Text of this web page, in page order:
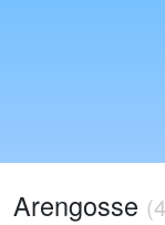
Arengosse